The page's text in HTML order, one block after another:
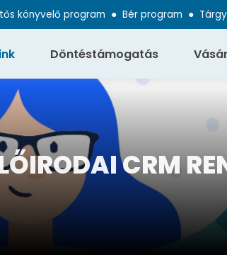
könyvelő program ● Bér program ●
Döntéstámogatás
CRM